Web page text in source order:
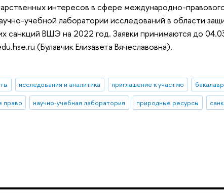
интересов в сфере международно-
учебной лаборатории исследований в области
санкций ВШЭ на 2022 год. Заявки принимаются до
(Булавчик Елизавета Вячеславовна).
исследования и аналитика приглашение к участию
право
научно-учебная лаборатория природные ресурсы